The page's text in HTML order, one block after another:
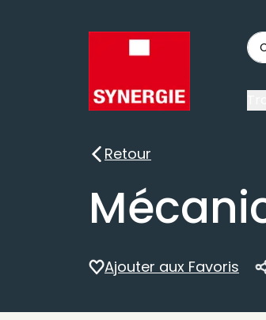
Retour
Retour
Ajouter aux Favoris